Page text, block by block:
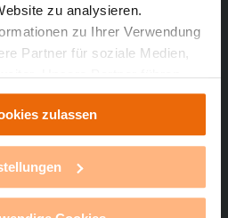
zu analysieren.
zu Ihrer Verwendung
Partner für soziale Medien,
Unsere Partner führen
mit weiteren Daten
bereitgestellt haben oder die
der Dienste gesammelt
„Alle Cookies erlauben“
Eine detaillierte Auflistung der
zulassen
Support
Support bei einem